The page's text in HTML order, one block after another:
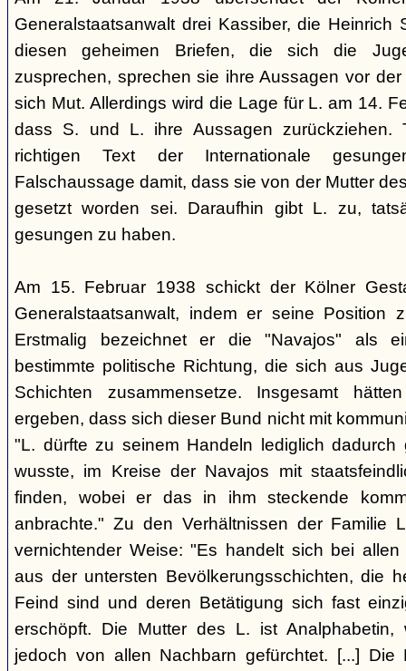
Generalstaatsanwalt drei Kassiber, die
diesen geheimen Briefen, die sich die
zusprechen, sprechen sie ihre Aussagen vor
sich Mut. Allerdings wird die Lage für L. am 14.
dass S. und L. ihre Aussagen zurückziehen.
richtigen Text der Internationale
Falschaussage damit, dass sie von der Mutter
gesetzt worden sei. Daraufhin gibt L. zu,
gesungen zu haben.
Am 15. Februar 1938 schickt der Kölner
Generalstaatsanwalt, indem er seine Position
Erstmalig bezeichnet er die "Navajos" als
bestimmte politische Richtung, die sich aus
Schichten zusammensetze. Insgesamt
ergeben, dass sich dieser Bund nicht mit
"L. dürfte zu seinem Handeln lediglich dadurch
wusste, im Kreise der Navajos mit
finden, wobei er das in ihm steckende
anbrachte." Zu den Verhältnissen der Familie
vernichtender Weise: "Es handelt sich bei
aus der untersten Bevölkerungsschichten, die
Feind sind und deren Betätigung sich fast
erschöpft. Die Mutter des L. ist Analphabetin,
jedoch von allen Nachbarn gefürchtet. [...] Die